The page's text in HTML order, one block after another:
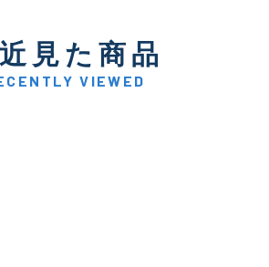
C-
い品
見た商品
VIEWED